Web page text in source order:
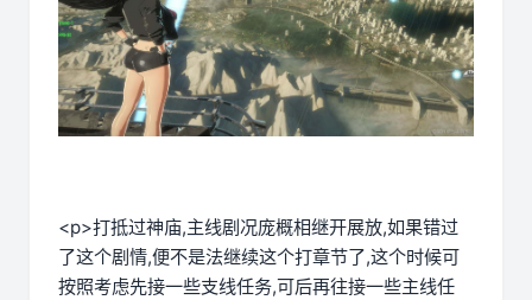
<p>打抵过神庙,主线剧况庞概相继开展放,如果错过
了这个剧情,便不是法继续这个打章节了,这个时候可
按照考虑先接一些支线任务,可后再往接一些主线任